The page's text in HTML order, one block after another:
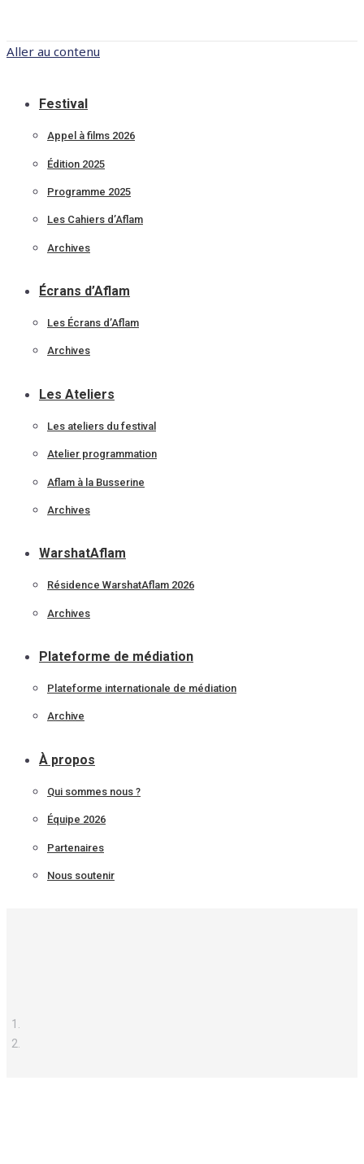
Aller au contenu
Festival
Appel à films 2026
Édition 2025
Programme 2025
Les Cahiers d’Aflam
Archives
Écrans d’Aflam
Les Écrans d’Aflam
Archives
Les Ateliers
Les ateliers du festival
Atelier programmation
Aflam à la Busserine
Archives
WarshatAflam
Résidence WarshatAflam 2026
Archives
Plateforme de médiation
Plateforme internationale de médiation
Archive
À propos
Qui sommes nous ?
Équipe 2026
Partenaires
Nous soutenir